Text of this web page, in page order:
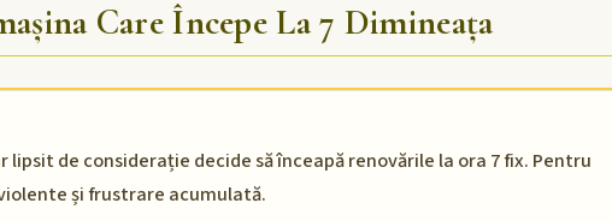
Care Începe La 7 Dimineața
lipsit de considerație decide să înceapă renovările la ora 7 fix. Pentru
și frustrare acumulată.